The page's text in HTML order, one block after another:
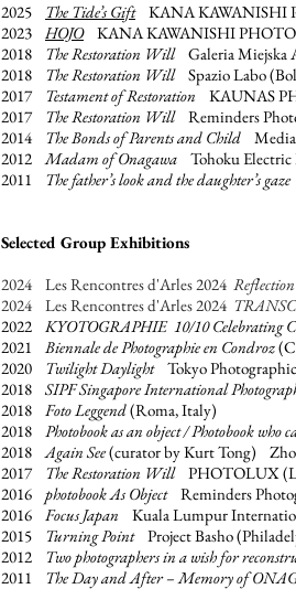
2025
The Tide’s Gift
KANA KAWANISHI
2023 HOJO
KANA KAWANISHI
2018
The Restoration WillGaleria Miejska
2018
The Restoration WillSpazio Labo
2017
Testament of Restoration KAUNAS
2017
The Restoration WillReminders
2014
The Bonds of Parents and Child Media
2012Madam of Onagawa Tohoku Electric
2011
The father’s look and the daughter’s gaze
Selected Group Exhibitions
2024 Les Rencontres d'Arles 2024
2024 Les Rencontres d'Arles 2024
2022 KYOTOGRAPHIE 10/10 Celebrating
2021 Biennale de Photographie en Condroz
2020
Twilight Daylight Tokyo
2018SIPF Singapore International
2018 Foto Leggend(Roma, Italy)
2018 Photobook as an object / Photobook who
2018Again See(curator by Kurt Tong) Zh
2017
The Restoration WillPHOTOLUX
2016 photobook As ObjectReminders
2016 Focus Japan Kuala Lumpur
2015
Turning PointProject Basho
2012
Two photographers in a wish for
2011
The Day and After – Memory of